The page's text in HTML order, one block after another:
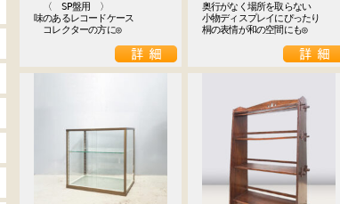
〈　SP盤用　〉
味のあるレコードケース
コレクターの方に◎
奥行がなく場所を取らない
小物ディスプレイにぴったり
桐の表情が和の空間にも◎